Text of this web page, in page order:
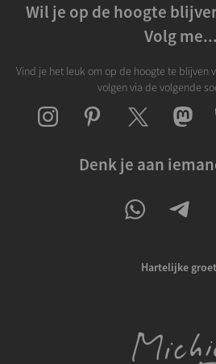
Wil je op de hoogte
Volg me...
Vind je het leuk om op de hoogte te blijven
volgen via de volgende
Denk je aan
Hartelijke